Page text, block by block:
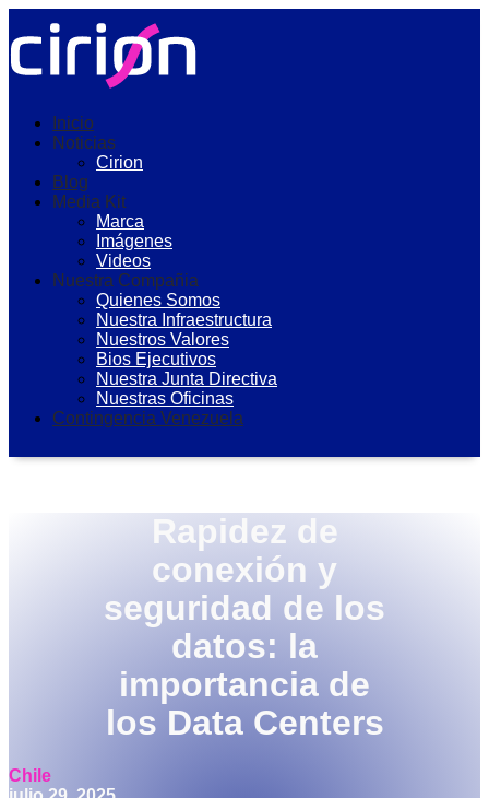
Inicio
Noticias
Cirion
Blog
Media Kit
Marca
Imágenes
Videos
Nuestra Compañia
Quienes Somos
Nuestra Infraestructura
Nuestros Valores
Bios Ejecutivos
Nuestra Junta Directiva
Nuestras Oficinas
Contingencia Venezuela
Rapidez de
conexión y
seguridad de los
datos: la
importancia de
los Data Centers
Chile